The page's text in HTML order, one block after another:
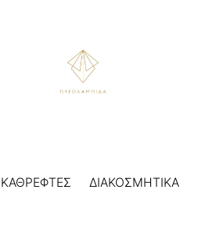
ΚΑΘΡΕΦΤΕΣ ΔΙΑΚΟΣΜΗΤΙΚΑ